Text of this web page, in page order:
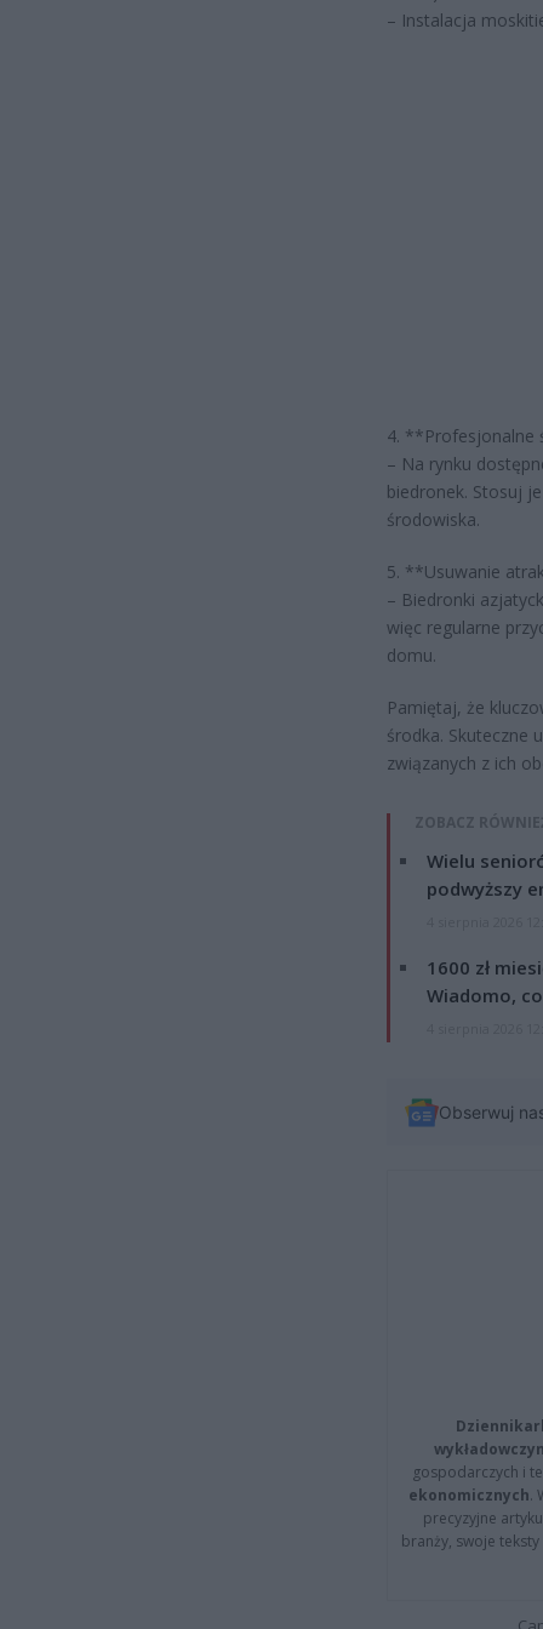
– Instalacja
4. **Profesjonalne
– Na rynku
biedronek. Stosuj
środowiska.
5. **Usuwanie
– Biedronki
więc regularne
domu.
Pamiętaj, że
środka. Skuteczne
związanych z ich
ZOBACZ
Wielu
podwyższy
1600 zł
Wiadomo,
Obserwuj
gospodarczych i
ekonomicznych.
precyzyjne
branży, swoje